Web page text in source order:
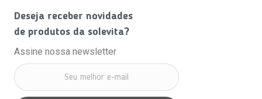
Deseja receber novidades
de produtos da solevita?
Assine nossa newsletter